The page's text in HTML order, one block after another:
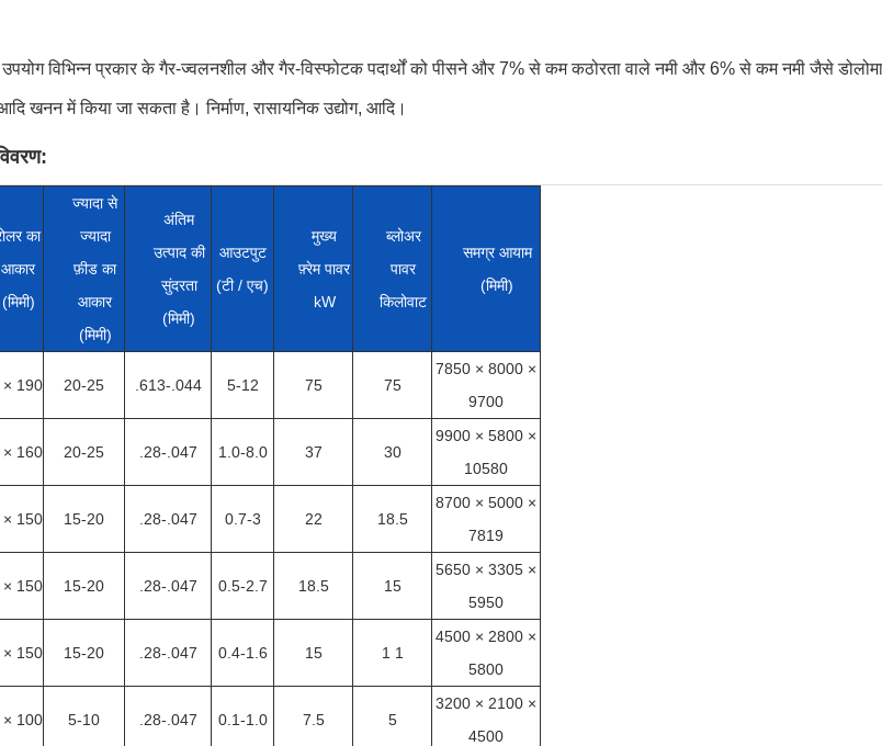
उपयोग विभिन्न प्रकार के गैर-ज्वलनशील और गैर-विस्फोटक पदार्थों को पीसने और 7% से कम कठोरता वाले नमी और 6% से कम नमी जैसे
खनन में किया जा सकता है। निर्माण, रासायनिक उद्योग, आदि।
का
आकार
(मिमी)
ज्यादा से
ज्यादा
फ़ीड का
आकार
(मिमी)
अंतिम
उत्पाद की
सुंदरता
(मिमी)
आउटपुट
(टी / एच)
मुख्य
फ़्रेम पावर
kW
ब्लोअर
पावर
किलोवाट
समग्र आयाम
(मिमी)
190 20-25 .613-.044 5-12 75 75
7850 × 8000 ×
9700
160 20-25 .28-.047 1.0-8.0 37 30
9900 × 5800 ×
10580
× 150 15-20 .28-.047 0.7-3 22 18.5
8700 × 5000 ×
7819
× 150 15-20 .28-.047 0.5-2.7 18.5 15
5650 × 3305 ×
5950
× 150 15-20 .28-.047 0.4-1.6 15 1 1
4500 × 2800 ×
5800
× 100 5-10 .28-.047 0.1-1.0 7.5 5
3200 × 2100 ×
4500